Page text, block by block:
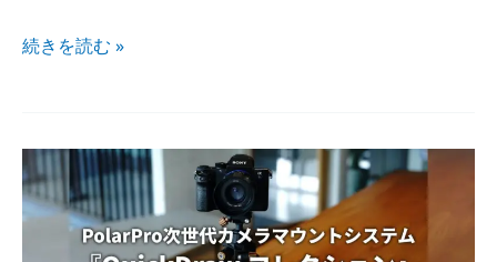
続きを​読む »
PolarPro次世代カメラマウントシステム
『QuickDraw
コレクション』